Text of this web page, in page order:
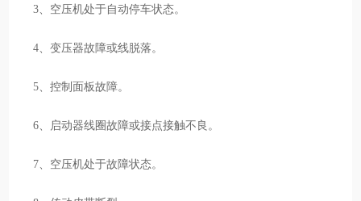
3、空压机处于自动停车状态。
4、变压器故障或线脱落。
5、控制面板故障。
6、启动器线圈故障或接点接触不良。
7、空压机处于故障状态。